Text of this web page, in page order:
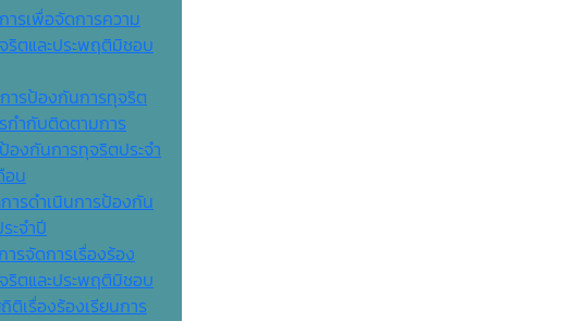
ารเพื่อจัดการความ
ริตและประพฤติมิชอบ
ารป้องกันการทุจริต
กำกับติดตามการ
องกันการทุจริตประจำ
อน
ารดำเนินการป้องกัน
ะจำปี
รจัดการเรื่องร้อง
ริตและประพฤติมิชอบ
ติเรื่องร้องเรียนการ